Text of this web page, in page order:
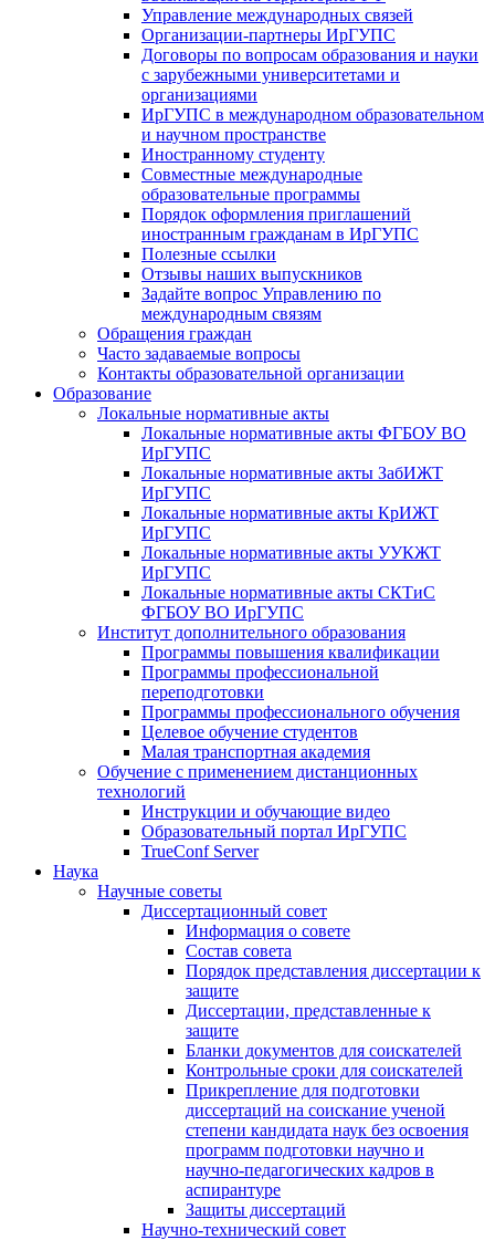
Управление международных связей
Организации-партнеры ИрГУПС
Договоры по вопросам образования и науки
с зарубежными университетами и
организациями
ИрГУПС в международном образовательном
и научном пространстве
Иностранному студенту
Совместные международные
образовательные программы
Порядок оформления приглашений
иностранным гражданам в ИрГУПС
Полезные ссылки
Отзывы наших выпускников
Задайте вопрос Управлению по
международным связям
Обращения граждан
Часто задаваемые вопросы
Контакты образовательной организации
Образование
Локальные нормативные акты
Локальные нормативные акты ФГБОУ ВО
ИрГУПС
Локальные нормативные акты ЗабИЖТ
ИрГУПС
Локальные нормативные акты КрИЖТ
ИрГУПС
Локальные нормативные акты УУКЖТ
ИрГУПС
Локальные нормативные акты СКТиС
ФГБОУ ВО ИрГУПС
Институт дополнительного образования
Программы повышения квалификации
Программы профессиональной
переподготовки
Программы профессионального обучения
Целевое обучение студентов
Малая транспортная академия
Обучение с применением дистанционных
технологий
Инструкции и обучающие видео
Образовательный портал ИрГУПС
TrueConf Server
Наука
Научные советы
Диссертационный совет
Информация о совете
Состав совета
Порядок представления диссертации к
защите
Диссертации, представленные к
защите
Бланки документов для соискателей
Контрольные сроки для соискателей
Прикрепление для подготовки
диссертаций на соискание ученой
степени кандидата наук без освоения
программ подготовки научно и
научно-педагогических кадров в
аспирантуре
Защиты диссертаций
Научно-технический совет